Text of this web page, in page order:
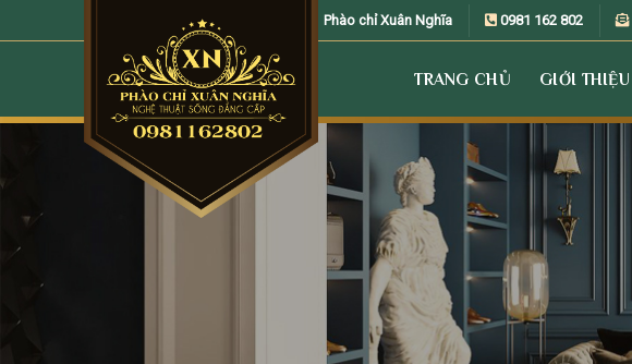
to
Phào chỉ Xuân Nghĩa 0981 162 802
TRANG CHỦ GIỚI THIỆU